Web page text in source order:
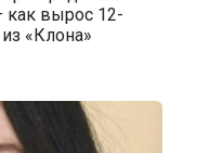
как вырос 12-
«Клона»